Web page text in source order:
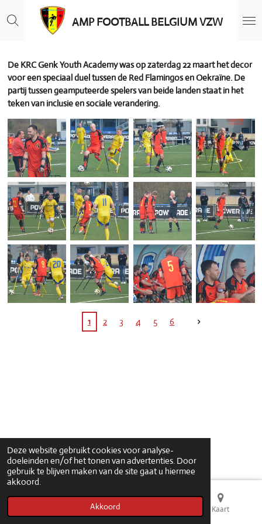
Deze website gebruikt cookies voor analyse-
doeleinden en/of het tonen van advertenties. Door
gebruik te blijven maken van de site gaat u hiermee
akkoord.
Akkoord
direct
hoofdinhoud
AMP FOOTBALL BELGIUM VZW
De KRC Genk Youth Academy was op zaterdag 22 maart het decor
voor een speciaal duel tussen de Red Flamingos en Oekraïne. De
partij tussen geamputeerde spelers van beide landen staat in het
teken van inclusie en sociale verandering.
1 2 3 4 5 6
© 2021 - 2026 ampfootballbelgium
Telefoonnummer Kaart